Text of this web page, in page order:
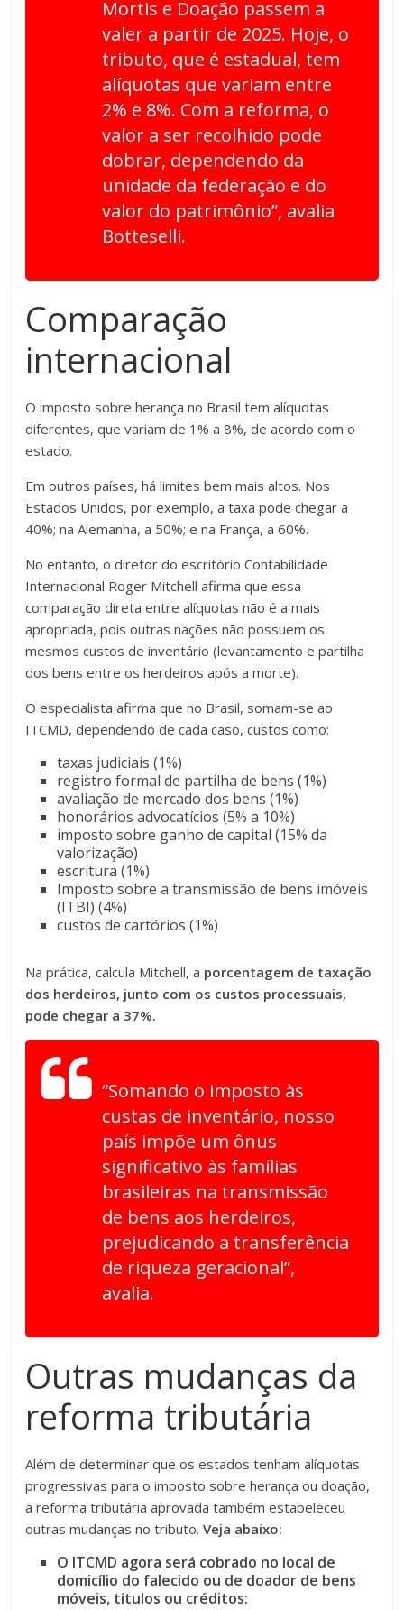
Mortis e Doação passem a
valer a partir de 2025. Hoje, o
tributo, que é estadual, tem
alíquotas que variam entre
2% e 8%. Com a reforma, o
valor a ser recolhido pode
dobrar, dependendo da
unidade da federação e do
valor do patrimônio”, avalia
Botteselli.
Comparação
internacional
O imposto sobre herança no Brasil tem alíquotas
diferentes, que variam de 1% a 8%, de acordo com o
estado.
Em outros países, há limites bem mais altos. Nos
Estados Unidos, por exemplo, a taxa pode chegar a
40%; na Alemanha, a 50%; e na França, a 60%.
No entanto, o diretor do escritório Contabilidade
Internacional Roger Mitchell afirma que essa
comparação direta entre alíquotas não é a mais
apropriada, pois outras nações não possuem os
mesmos custos de inventário (levantamento e partilha
dos bens entre os herdeiros após a morte).
O especialista afirma que no Brasil, somam-se ao
ITCMD, dependendo de cada caso, custos como:
taxas judiciais (1%)
registro formal de partilha de bens (1%)
avaliação de mercado dos bens (1%)
honorários advocatícios (5% a 10%)
imposto sobre ganho de capital (15% da
valorização)
escritura (1%)
Imposto sobre a transmissão de bens imóveis
(ITBI) (4%)
custos de cartórios (1%)
Na prática, calcula Mitchell, a porcentagem de taxação
dos herdeiros, junto com os custos processuais,
pode chegar a 37%.
“Somando o imposto às
custas de inventário, nosso
país impõe um ônus
significativo às famílias
brasileiras na transmissão
de bens aos herdeiros,
prejudicando a transferência
de riqueza geracional”,
avalia.
Outras mudanças da
reforma tributária
Além de determinar que os estados tenham alíquotas
progressivas para o imposto sobre herança ou doação,
a reforma tributária aprovada também estabeleceu
outras mudanças no tributo.Veja abaixo:
O ITCMD agora será cobrado no local de
domicílio do falecido ou de doador de bens
móveis, títulos ou créditos: